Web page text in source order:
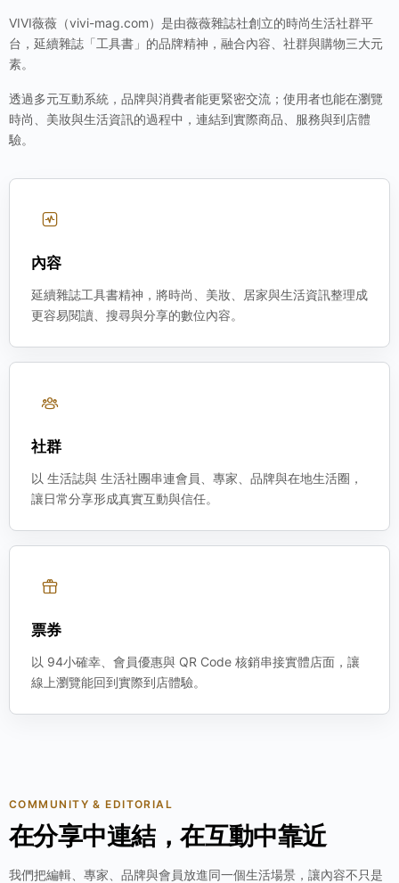
VIVI薇薇（vivi-mag.com）是由薇薇雜誌社創立的時尚生活社群平
台，延續雜誌「工具書」的品牌精神，融合內容、社群與購物三大元
素。
透過多元互動系統，品牌與消費者能更緊密交流；使用者也能在瀏覽
時尚、美妝與生活資訊的過程中，連結到實際商品、服務與到店體
驗。
內容
延續雜誌工具書精神，將時尚、美妝、居家與生活資訊整理成
更容易閱讀、搜尋與分享的數位內容。
社群
以 生活誌與 生活社團串連會員、專家、品牌與在地生活圈，
讓日常分享形成真實互動與信任。
票券
以 94小確幸、會員優惠與 QR Code 核銷串接實體店面，讓
線上瀏覽能回到實際到店體驗。
COMMUNITY & EDITORIAL
在分享中連結，在互動中靠近
我們把編輯、專家、品牌與會員放進同一個生活場景，讓內容不只是